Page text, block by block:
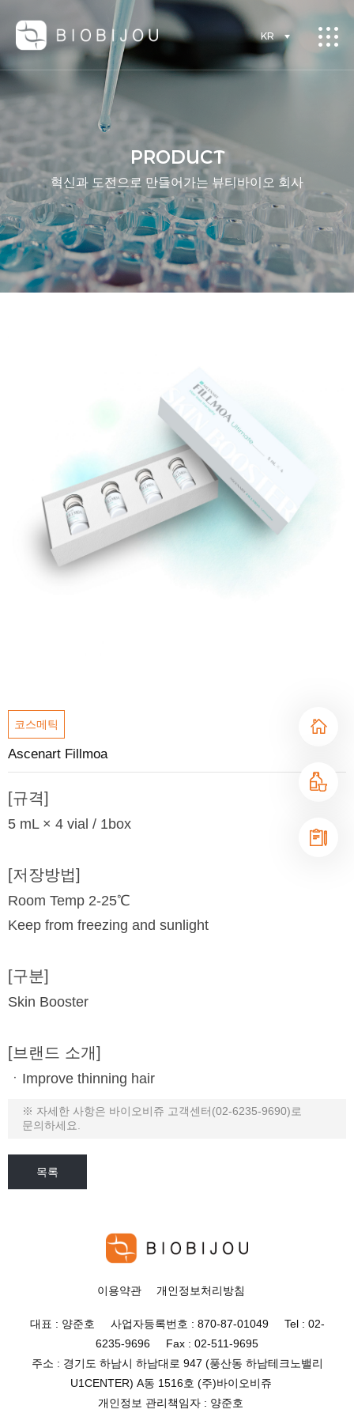
KR
PRODUCT
혁신과 도전으로 만들어가는 뷰티바이오 회사
코스메틱
Ascenart Fillmoa
[규격]
5 mL × 4 vial / 1box
[저장방법]
Room Temp 2-25℃
Keep from freezing and sunlight
[구분]
Skin Booster
[브랜드 소개]
ㆍImprove thinning hair
※ 자세한 사항은 바이오비쥬 고객센터(02-6235-9690)로
문의하세요.
목록
이용약관 개인정보처리방침
대표 : 양준호 사업자등록번호 : 870-87-01049 Tel : 02-
6235-9696 Fax : 02-511-9695
주소 : 경기도 하남시 하남대로 947 (풍산동 하남테크노밸리
U1CENTER) A동 1516호 (주)바이오비쥬
개인정보 관리책임자 : 양준호